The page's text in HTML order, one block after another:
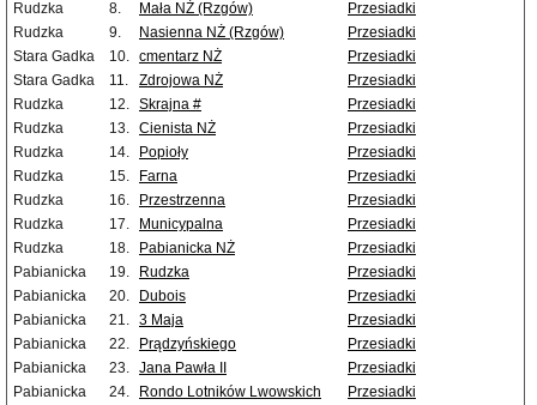
Rudzka
8. Mała NŻ (Rzgów)
Przesiadki
Rudzka
9. Nasienna NŻ (Rzgów)
Przesiadki
Stara Gadka
10. cmentarz NŻ
Przesiadki
Stara Gadka
11. Zdrojowa NŻ
Przesiadki
Rudzka
12. Skrajna #
Przesiadki
Rudzka
13. Cienista NŻ
Przesiadki
Rudzka
14. Popioły
Przesiadki
Rudzka
15. Farna
Przesiadki
Rudzka
16. Przestrzenna
Przesiadki
Rudzka
17. Municypalna
Przesiadki
Rudzka
18. Pabianicka NŻ
Przesiadki
Pabianicka
19. Rudzka
Przesiadki
Pabianicka
20. Dubois
Przesiadki
Pabianicka
21. 3 Maja
Przesiadki
Pabianicka
22. Prądzyńskiego
Przesiadki
Pabianicka
23. Jana Pawła II
Przesiadki
Pabianicka
24. Rondo Lotników Lwowskich
Przesiadki